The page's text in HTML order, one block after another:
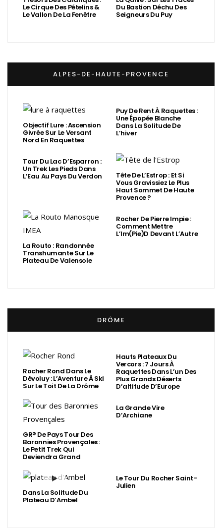
Le Cirque Des Pételins &
Le Vallon De La Fenêtre
Du Bastion Déchu Des
Seigneurs Du Puy
ALPES-DE-HAUTE-PROVENCE
Objectif Lure : Ascension
Givrée Sur Le Versant
Nord En Raquettes
Puy De Rent À Raquettes :
Une Épopée Blanche
Dans La Solitude De
L’hiver
Tour Du Lac D’Esparron :
Un Trek Les Pieds Dans
L’Eau Au Pays Du Verdon Tête De L’Estrop : Et Si
Vous Gravissiez Le Plus
Haut Sommet De Haute
Provence ?
La Routo : Randonnée
Transhumante Sur Le
Plateau De Valensole
Rocher De Pierre Impie :
Comment Mettre
L’Im(Pie)d Devant L’Autre
DRÔME
Rocher Rond Dans Le
Dévoluy : L’Aventure À Ski
Sur Le Toit De La Drôme
Hauts Plateaux Du
Vercors : 7 Jours À
Raquettes Dans L’un Des
Plus Grands Déserts
D’altitude D’Europe
GR® De Pays Tour Des
Baronnies Provençales :
Le Petit Trek Qui
Deviendra Grand
La Grande Vire
D’Archiane
Dans La Solitude Du
Plateau D’Ambel
Le Tour Du Rocher Saint-
Julien